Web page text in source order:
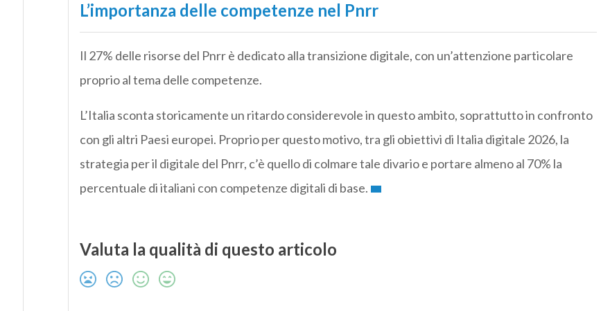
L’importanza delle competenze nel Pnrr
Il 27% delle risorse del Pnrr è dedicato alla transizione digitale, con un’attenzione particolare
proprio al tema delle competenze.
L’Italia sconta storicamente un ritardo considerevole in questo ambito, soprattutto in confronto
con gli altri Paesi europei. Proprio per questo motivo, tra gli obiettivi di Italia digitale 2026, la
strategia per il digitale del Pnrr, c’è quello di colmare tale divario e portare almeno al 70% la
percentuale di italiani con competenze digitali di base.
Valuta la qualità di questo articolo